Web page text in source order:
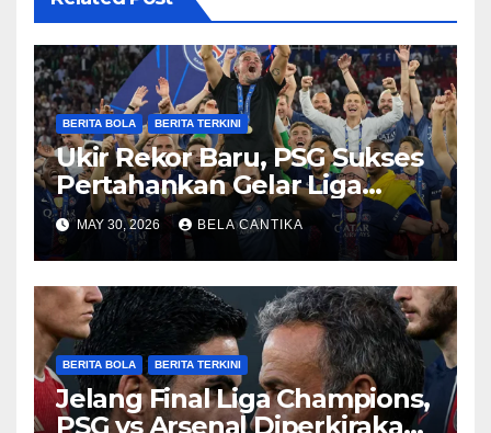
BERITA BOLA BERITA TERKINI
Ukir Rekor Baru, PSG Sukses
Pertahankan Gelar Liga
Champions
MAY 30, 2026 BELA CANTIKA
BERITA BOLA BERITA TERKINI
Jelang Final Liga Champions,
PSG vs Arsenal Diperkirakan